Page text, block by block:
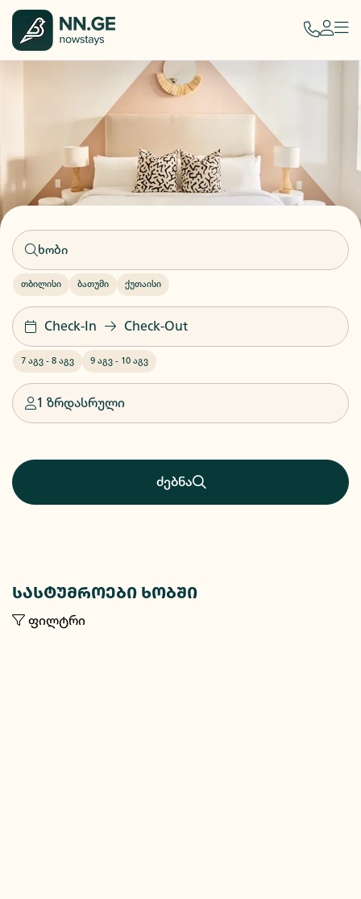
თბილისი ბათუმი ქუთაისი
Check-In Check-Out
7 აგვ - 8 აგვ 9 აგვ - 10 აგვ
1 ზრდასრული
ძებნა
სასტუმროები ხობში
ფილტრი